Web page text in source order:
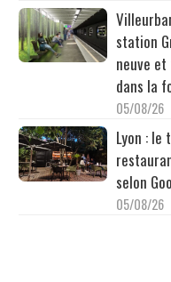
station
neuve
dans la
05/08/26
Lyon : le
selon
05/08/26